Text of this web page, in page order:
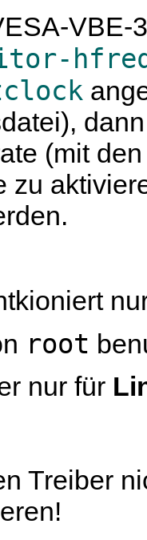
VBE-
(mit
zu
root
nur für
Treiber